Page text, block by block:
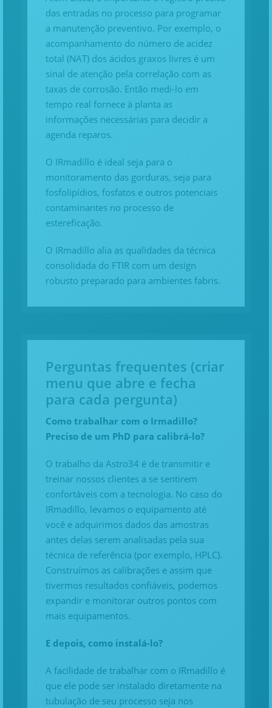
das entradas no processo para programar
a manutenção preventivo. Por exemplo, o
acompanhamento do número de acidez
total (NAT) dos ácidos graxos livres é um
sinal de atenção pela correlação com as
taxas de corrosão. Então medi-lo em
tempo real fornece à planta as
informações necessárias para decidir a
agenda reparos.
O IRmadillo é ideal seja para o
monitoramento das gorduras, seja para
fosfolipídios, fosfatos e outros potenciais
contaminantes no processo de
estereficação.
O IRmadillo alia as qualidades da técnica
consolidada do FTIR com um design
robusto preparado para ambientes fabris.
Perguntas frequentes (criar
menu que abre e fecha
para cada pergunta)
Como trabalhar com o Irmadillo?
Preciso de um PhD para calibrá-lo?
O trabalho da Astro34 é de transmitir e
treinar nossos clientes a se sentirem
confortáveis com a tecnologia. No caso do
IRmadillo, levamos o equipamento até
você e adquirimos dados das amostras
antes delas serem analisadas pela sua
técnica de referência (por exemplo, HPLC).
Construímos as calibrações e assim que
tivermos resultados confiáveis, podemos
expandir e monitorar outros pontos com
mais equipamentos.
E depois, como instalá-lo?
A facilidade de trabalhar com o IRmadillo é
que ele pode ser instalado diretamente na
tubulação de seu processo seja nos